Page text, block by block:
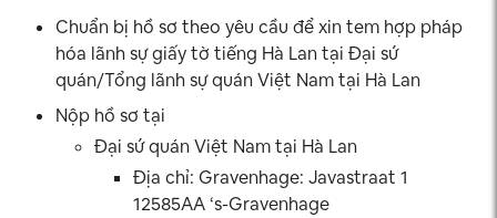
Chuẩn bị hồ sơ theo yêu cầu để xin tem hợp pháp
hóa lãnh sự giấy tờ tiếng Hà Lan tại Đại sứ
quán/Tổng lãnh sự quán Việt Nam tại Hà Lan
Nộp hồ sơ tại
Đại sứ quán Việt Nam tại Hà Lan
Địa chỉ: Gravenhage: Javastraat 1
12585AA ‘s-Gravenhage